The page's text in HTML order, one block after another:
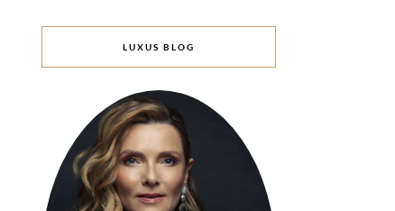
LUXUS BLOG